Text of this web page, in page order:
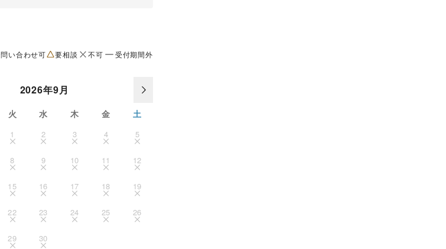
問い合わせ可 要相談 不可 受付期間外
2026年9月
火 水 木 金 土
1 2 3 4 5
8 9 10 11 12
15 16 17 18 19
22 23 24 25 26
29 30